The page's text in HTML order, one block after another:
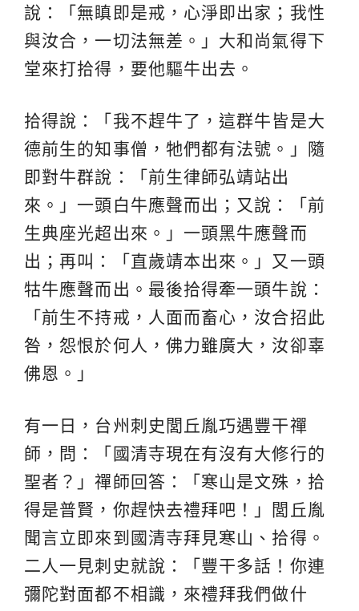
說：「無瞋即是戒，心淨即出家；我性
與汝合，一切法無差。」大和尚氣得下
堂來打拾得，要他驅牛出去。
拾得說：「我不趕牛了，這群牛皆是大
德前生的知事僧，牠們都有法號。」隨
即對牛群說：「前生律師弘靖站出
來。」一頭白牛應聲而出；又說：「前
生典座光超出來。」一頭黑牛應聲而
出；再叫：「直歲靖本出來。」又一頭
牯牛應聲而出。最後拾得牽一頭牛說：
「前生不持戒，人面而畜心，汝合招此
咎，怨恨於何人，佛力雖廣大，汝卻辜
佛恩。」
有一日，台州刺史閭丘胤巧遇豐干禪
師，問：「國清寺現在有沒有大修行的
聖者？」禪師回答：「寒山是文殊，拾
得是普賢，你趕快去禮拜吧！」閭丘胤
聞言立即來到國清寺拜見寒山、拾得。
二人一見刺史就說：「豐干多話！你連
彌陀對面都不相識，來禮拜我們做什